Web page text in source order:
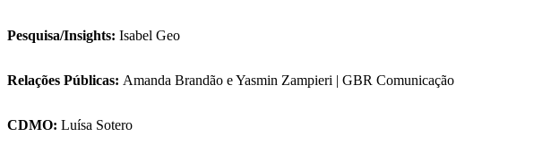
Pesquisa/Insights: Isabel Geo
Relações Públicas: Amanda Brandão e Yasmin Zampieri | GBR Comunicação
CDMO: Luísa Sotero